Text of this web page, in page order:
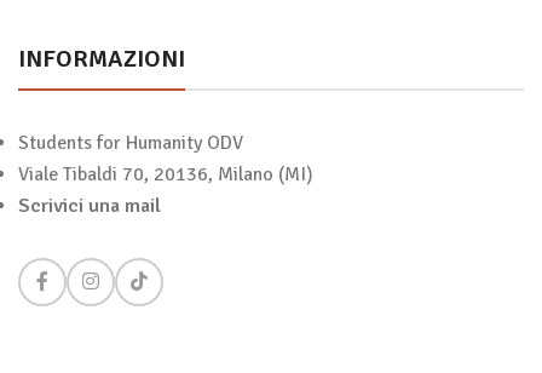
INFORMAZIONI
Students for Humanity ODV
Viale Tibaldi 70, 20136, Milano (MI)
Scrivici una mail